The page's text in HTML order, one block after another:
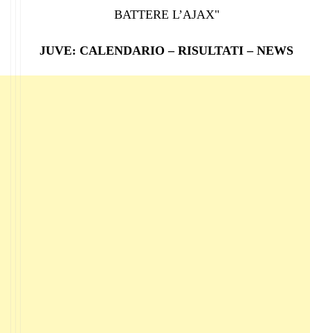
BATTERE L’AJAX"
JUVE: CALENDARIO – RISULTATI – NEWS